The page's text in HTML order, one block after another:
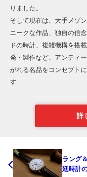
りました。
そして現在は、大手メゾ
ニークな作品、独自の信
ドの時計、複雑機構を搭
発・製作など、アンティ
がれる名品をコンセプト
す
詳
ラング
廷時計